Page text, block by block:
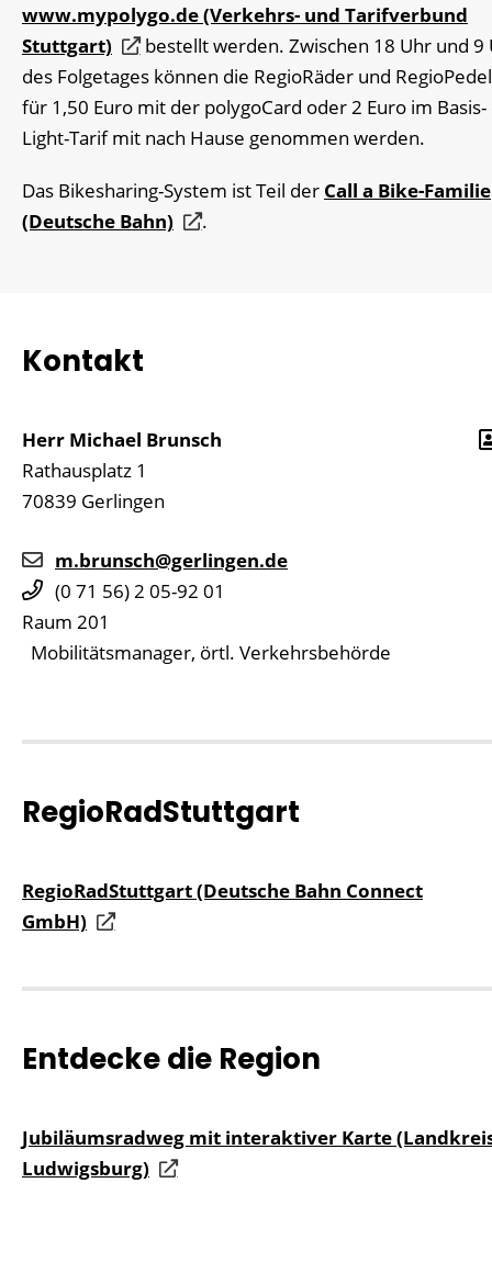
www.mypolygo.de (Verkehrs- und Tarifverbund
Stuttgart)
bestellt werden. Zwischen 18 Uhr und 9
des Folgetages können die RegioRäder und
für 1,50 Euro mit der polygoCard oder 2 Euro im
Light-Tarif mit nach Hause genommen werden.
Das Bikesharing-System ist Teil der Call a Bike-Familie
(Deutsche Bahn)
.
Kontakt
Herr Michael Brunsch
Rathausplatz 1
70839 Gerlingen
m.brunsch@gerlingen.de
(0 71 56) 2 05-92 01
Raum 201
Mobilitätsmanager, örtl. Verkehrsbehörde
RegioRadStuttgart
RegioRadStuttgart (Deutsche Bahn Connect
GmbH)
Entdecke die Region
Jubiläumsradweg mit interaktiver Karte
Ludwigsburg)